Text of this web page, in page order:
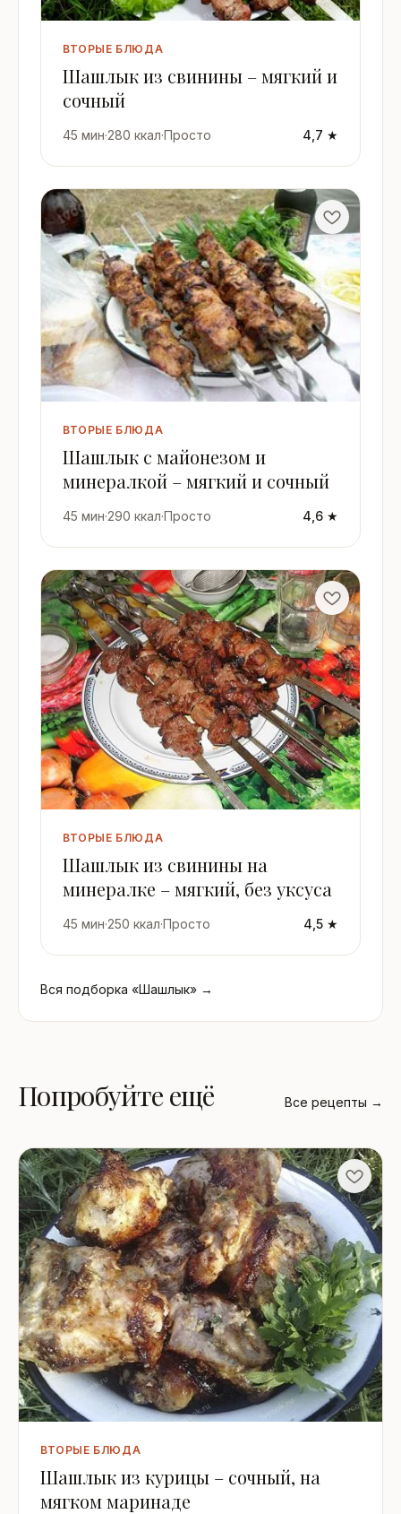
ВТОРЫЕ БЛЮДА
Шашлык из свинины – мягкий и
сочный
45 мин·280 ккал·Просто 4,7 ★
ВТОРЫЕ БЛЮДА
Шашлык с майонезом и
минералкой – мягкий и сочный
45 мин·290 ккал·Просто 4,6 ★
ВТОРЫЕ БЛЮДА
Шашлык из свинины на
минералке – мягкий, без уксуса
45 мин·250 ккал·Просто 4,5 ★
Вся подборка «Шашлык» →
Попробуйте ещё Все рецепты →
ВТОРЫЕ БЛЮДА
Шашлык из курицы – сочный, на
мягком маринаде